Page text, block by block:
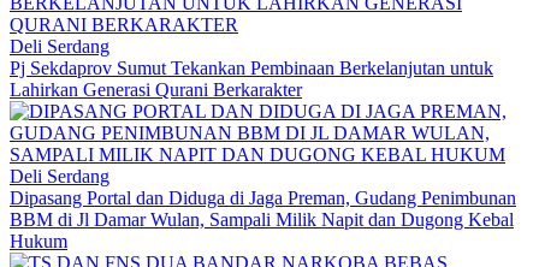
Deli Serdang
Pj Sekdaprov Sumut Tekankan Pembinaan Berkelanjutan untuk
Lahirkan Generasi Qurani Berkarakter
Deli Serdang
Dipasang Portal dan Diduga di Jaga Preman, Gudang Penimbunan
BBM di Jl Damar Wulan, Sampali Milik Napit dan Dugong Kebal
Hukum